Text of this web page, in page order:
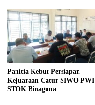
Panitia Kebut Persiapan
Kejuaraan Catur SIWO
STOK Binaguna